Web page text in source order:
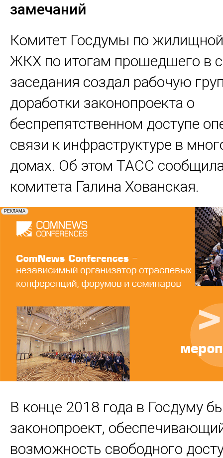
замечаний
Комитет Госдумы по
ЖКХ по итогам прошедшего в
заседания создал рабочую
доработки законопроекта о
беспрепятственном доступе
связи к инфраструктуре в
домах. Об этом ТАСС
комитета Галина Хованская.
В конце 2018 года в Госдуму
законопроект,
возможность свободного